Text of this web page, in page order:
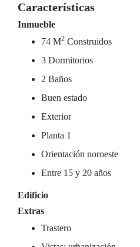
Características
Inmueble
74 M2 Construidos
3 Dormitorios
2 Baños
Buen estado
Exterior
Planta 1
Orientación noroeste
Entre 15 y 20 años
Edificio
Extras
Trastero